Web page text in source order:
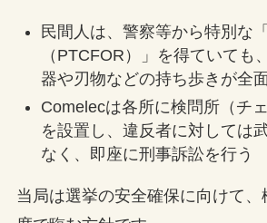
民間人は、警察等から特別な
（PTCFOR）」を得ていても
器や刃物などの持ち歩きが全
Comelecは各所に検問所（チ
を設置し、違反者に対しては
なく、即座に刑事訴訟を行う
当局は選挙の安全確保に向けて、